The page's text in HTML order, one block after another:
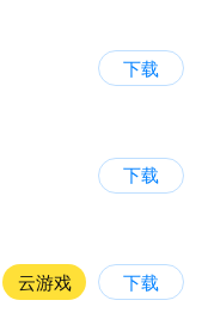
下载
下载
云游戏 下载